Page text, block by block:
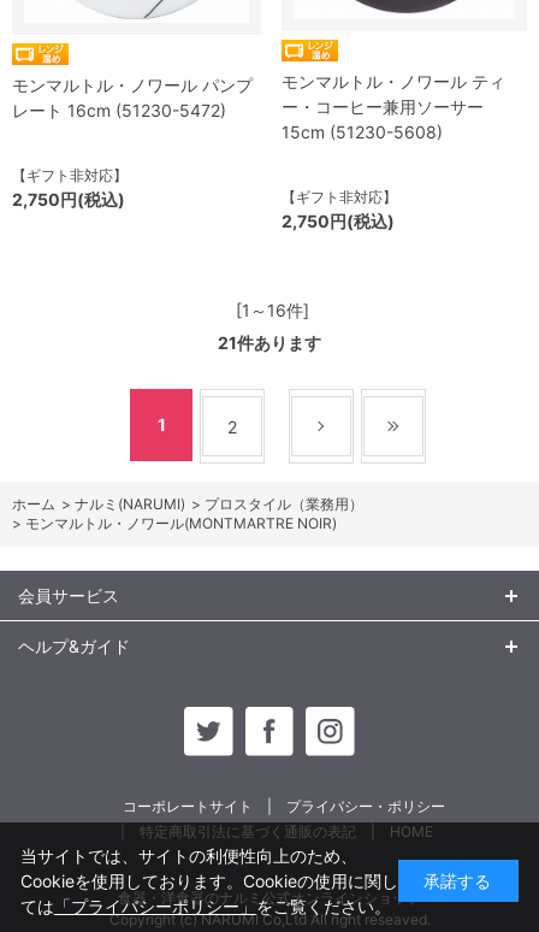
モンマルトル・ノワール パンプ
レート 16cm (51230-5472)
【ギフト非対応】
2,750円(税込)
モンマルトル・ノワール ティ
ー・コーヒー兼用ソーサー
15cm (51230-5608)
【ギフト非対応】
2,750円(税込)
[1～16件]
21件あります
1 2
ホーム > ナルミ(NARUMI) > プロスタイル（業務用）
> モンマルトル・ノワール(MONTMARTRE NOIR)
会員サービス
ヘルプ&ガイド
コーポレートサイト
プライバシー・ポリシー
特定商取引法に基づく通販の表記
HOME
食器・洋食器のナルミ公式オンラインショップ
Copyright (c) NARUMI Co,Ltd All right reseaved.
当サイトでは、サイトの利便性向上のため、
Cookieを使用しております。Cookieの使用に関し
ては 「プライバシーポリシー」をご覧ください。
承諾する